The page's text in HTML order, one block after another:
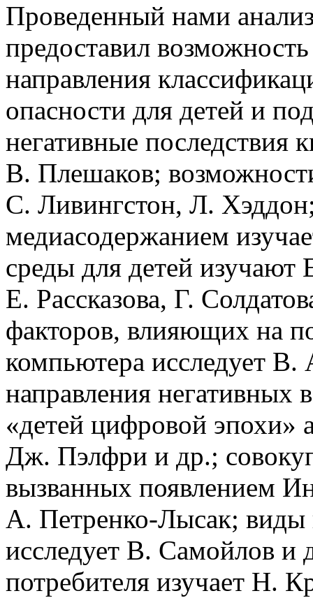
Проведенный нами
предоставил
направления
опасности для детей и
негативные последствия
В. Плешаков;
С. Ливингстон, Л.
медиаcодержанием
среды для детей изучают
Е. Рассказова, Г.
факторов, влияющих на
компьютера исследует
направления негативных
«детей цифровой эпохи»
Дж. Пэлфри и др.;
вызванных появлением
А. Петренко-Лысак; виды
исследует В. Самойлов и
потребителя изучает Н.